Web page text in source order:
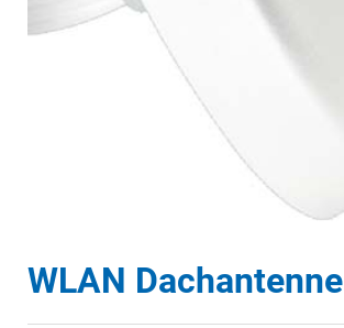
WLAN Dachantenne